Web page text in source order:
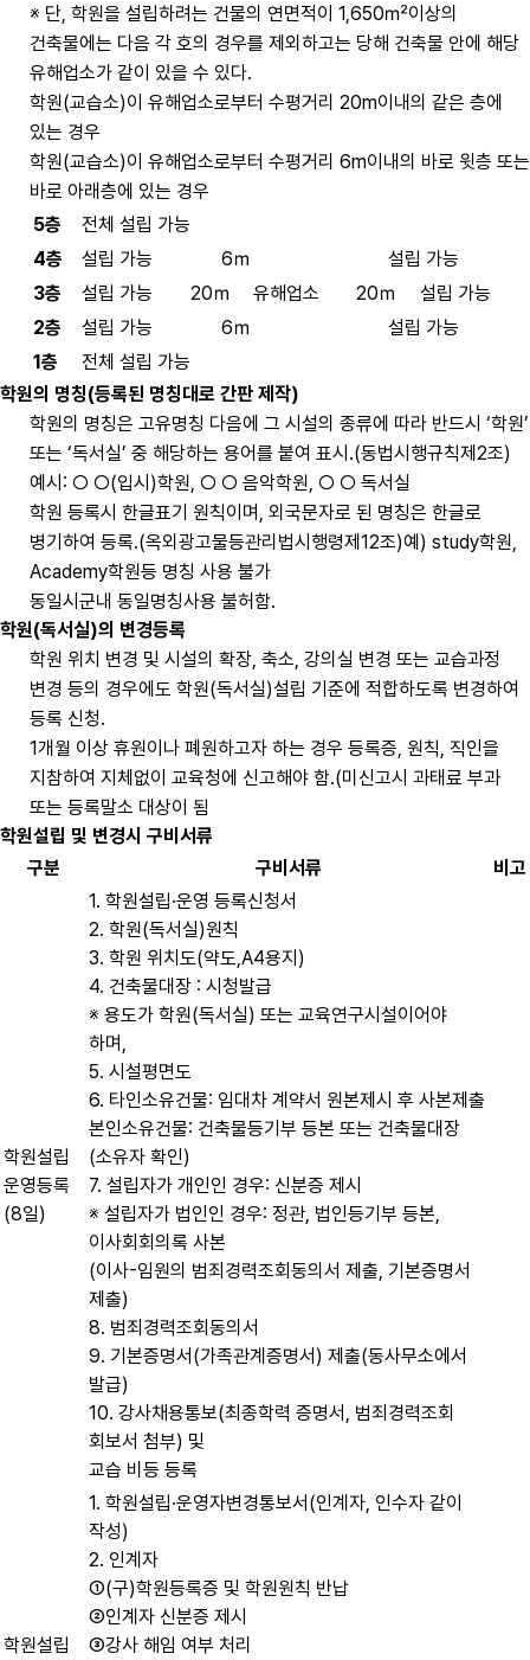
※ 단, 학원을 설립하려는 건물의 연면적이 1,650㎡이상의
건축물에는 다음 각 호의 경우를 제외하고는 당해 건축물 안에 해당
유해업소가 같이 있을 수 있다.
학원(교습소)이 유해업소로부터 수평거리 20m이내의 같은 층에
있는 경우
학원(교습소)이 유해업소로부터 수평거리 6m이내의 바로 윗층 또는
바로 아래층에 있는 경우
5층
전체 설립 가능
4층
설립 가능 6ｍ
설립 가능
3층
설립 가능 20ｍ 유해업소 20ｍ
설립 가능
2층
설립 가능 6ｍ
설립 가능
1층
전체 설립 가능
학원의 명칭(등록된 명칭대로 간판 제작)
학원의 명칭은 고유명칭 다음에 그 시설의 종류에 따라 반드시 ‘학원’
또는 ‘독서실’ 중 해당하는 용어를 붙여 표시.(동법시행규칙제2조)
예시: ○ ○(입시)학원, ○ ○ 음악학원, ○ ○ 독서실
학원 등록시 한글표기 원칙이며, 외국문자로 된 명칭은 한글로
병기하여 등록.(옥외광고물등관리법시행령제12조)예) study학원,
Academy학원등 명칭 사용 불가
동일시군내 동일명칭사용 불허함.
학원(독서실)의 변경등록
학원 위치 변경 및 시설의 확장, 축소, 강의실 변경 또는 교습과정
변경 등의 경우에도 학원(독서실)설립 기준에 적합하도록 변경하여
등록 신청.
1개월 이상 휴원이나 폐원하고자 하는 경우 등록증, 원칙, 직인을
지참하여 지체없이 교육청에 신고해야 함.(미신고시 과태료 부과
또는 등록말소 대상이 됨
학원설립 및 변경시 구비서류
구분
구비서류 비고
학원설립
운영등록
(8일)
1. 학원설립·운영 등록신청서
2. 학원(독서실)원칙
3. 학원 위치도(약도,A4용지)
4. 건축물대장 : 시청발급
※ 용도가 학원(독서실) 또는 교육연구시설이어야
하며,
5. 시설평면도
6. 타인소유건물: 임대차 계약서 원본제시 후 사본제출
본인소유건물: 건축물등기부 등본 또는 건축물대장
(소유자 확인)
7. 설립자가 개인인 경우: 신분증 제시
※ 설립자가 법인인 경우: 정관, 법인등기부 등본,
이사회회의록 사본
(이사-임원의 범죄경력조회동의서 제출, 기본증명서
제출)
8. 범죄경력조회동의서
9. 기본증명서(가족관계증명서) 제출(동사무소에서
발급)
10. 강사채용통보(최종학력 증명서, 범죄경력조회
회보서 첨부) 및
교습 비등 등록
학원설립
1. 학원설립·운영자변경통보서(인계자, 인수자 같이
작성)
2. 인계자
①(구)학원등록증 및 학원원칙 반납
②인계자 신분증 제시
③강사 해임 여부 처리